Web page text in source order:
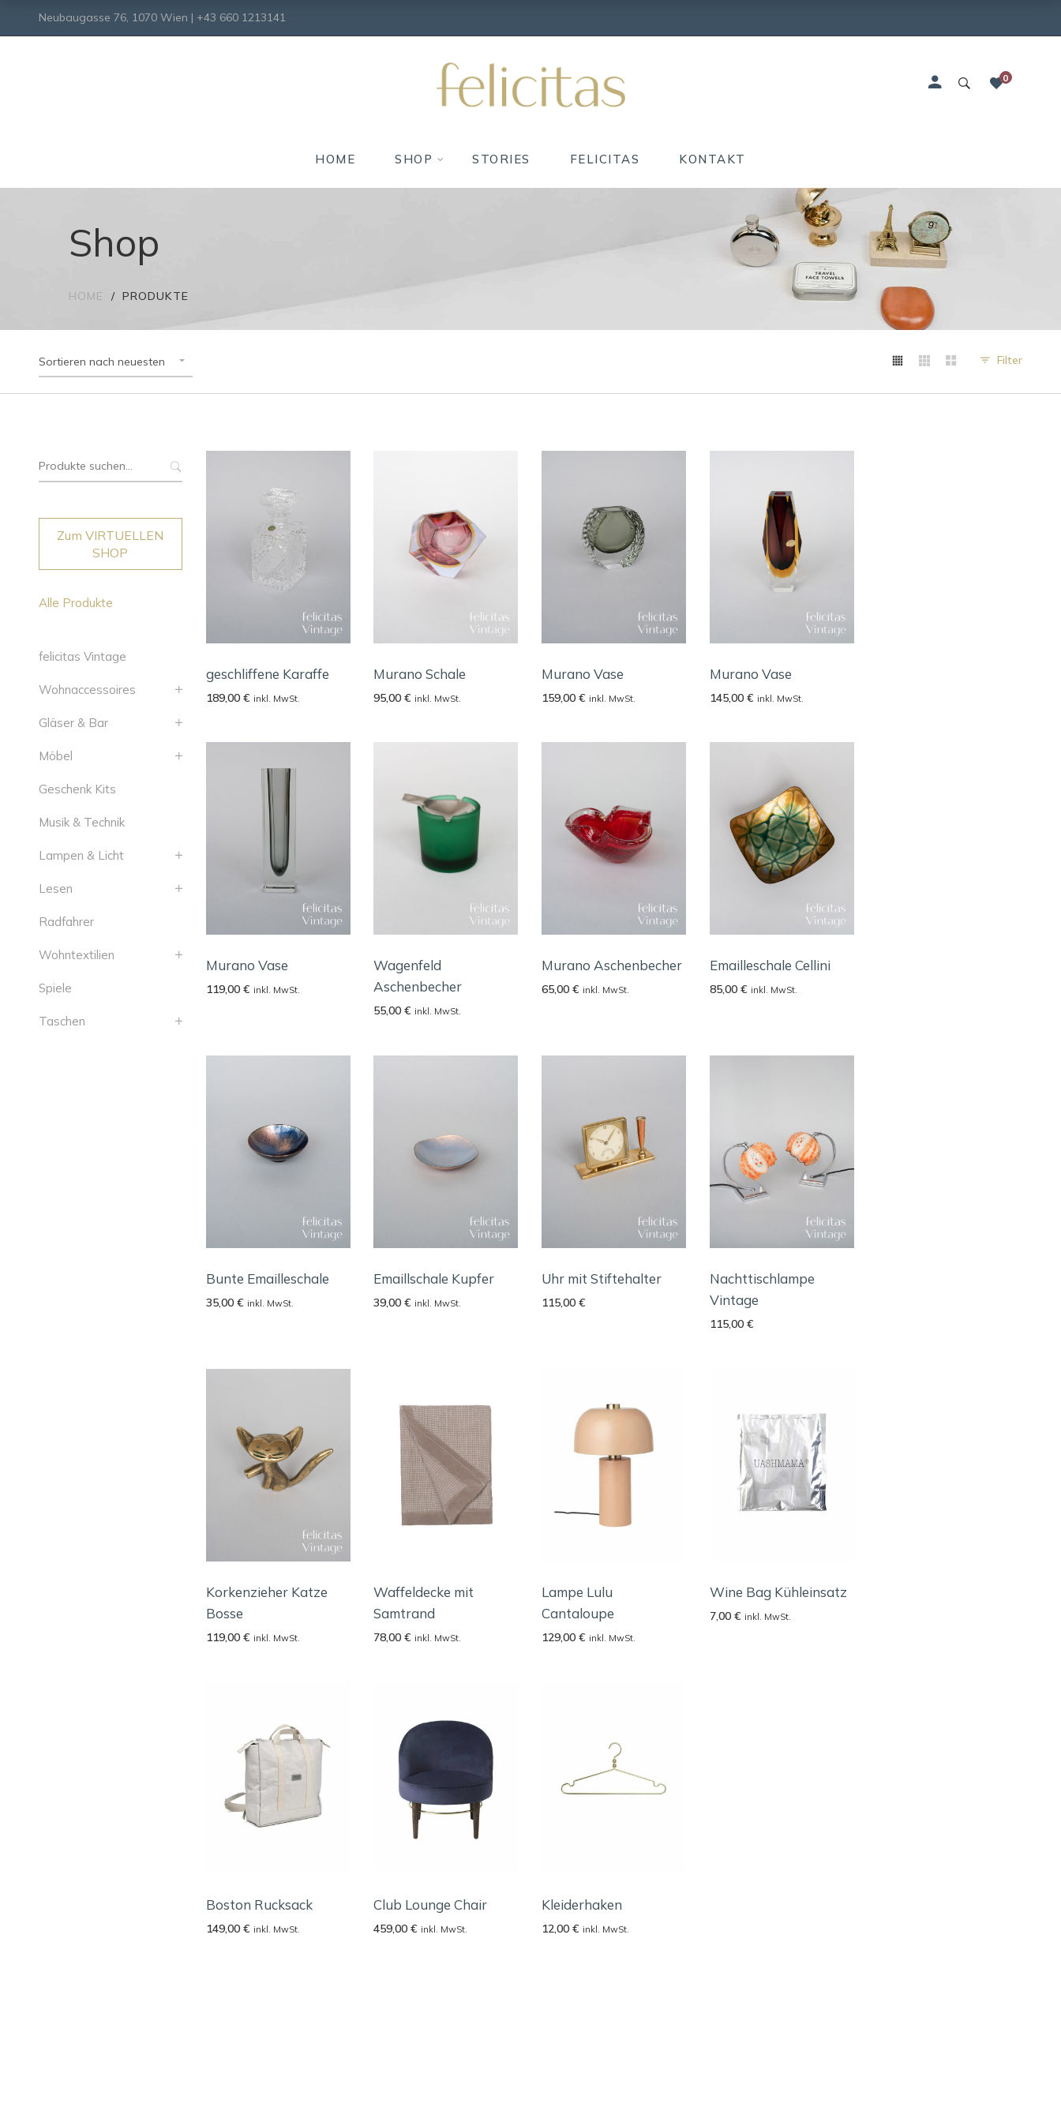
Neubaugasse 76, 1070 Wien | +43 660 1213141
0
HOME SHOP STORIES FELICITAS KONTAKT
Shop
HOME PRODUKTE
Sortieren nach neuesten Filter
geschliffene Karaffe
189,00€ inkl. MwSt.
Murano Schale
95,00€ inkl. MwSt.
Murano Vase
159,00€ inkl. MwSt.
Murano Vase
145,00€ inkl. MwSt.
Murano Vase
119,00€ inkl. MwSt.
Wagenfeld
Aschenbecher
55,00€ inkl. MwSt.
Murano Aschenbecher
65,00€ inkl. MwSt.
Emailleschale Cellini
85,00€ inkl. MwSt.
Bunte Emailleschale
35,00€ inkl. MwSt.
Emaillschale Kupfer
39,00€ inkl. MwSt.
Uhr mit Stiftehalter
115,00€
Nachttischlampe
Vintage
115,00€
Korkenzieher Katze
Bosse
119,00€ inkl. MwSt.
Waffeldecke mit
Samtrand
78,00€ inkl. MwSt.
Lampe Lulu
Cantaloupe
129,00€ inkl. MwSt.
Wine Bag Kühleinsatz
7,00€ inkl. MwSt.
Boston Rucksack
149,00€ inkl. MwSt.
Club Lounge Chair
459,00€ inkl. MwSt.
Kleiderhaken
12,00€ inkl. MwSt.
Suche
Zum VIRTUELLEN
SHOP
Alle Produkte
felicitas Vintage
Wohnaccessoires
Gläser & Bar
Möbel
Geschenk Kits
Musik & Technik
Lampen & Licht
Lesen
Radfahrer
Wohntextilien
Spiele
Taschen